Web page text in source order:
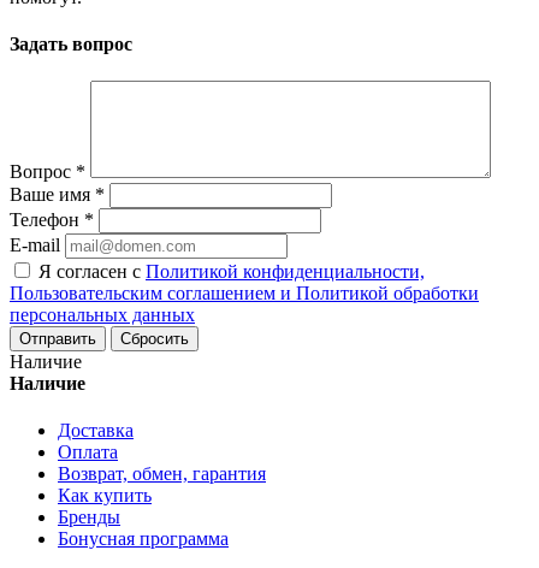
Задать вопрос
Вопрос *
Ваше имя *
Телефон *
E-mail
Я согласен с Политикой конфиденциальности,
Пользовательским соглашением и Политикой обработки
персональных данных
Сбросить
Наличие
Наличие
Доставка
Оплата
Возврат, обмен, гарантия
Как купить
Бренды
Бонусная программа